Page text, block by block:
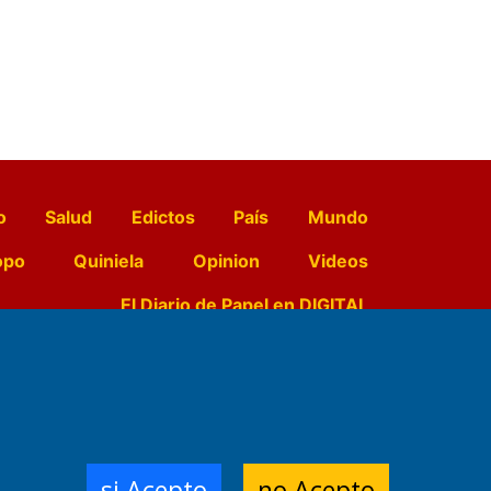
Salud Edictos País
Mundo
Quiniela Opinion
Videos
El Diario de Papel en DIGITAL